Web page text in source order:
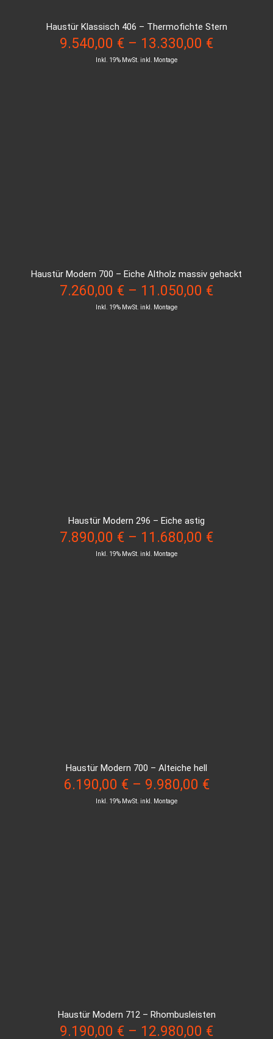
Haustür Klassisch 406 – Thermofichte Stern
9.540,00 € – 13.330,00 €
Inkl. 19% MwSt. inkl. Montage
Haustür Modern 700 – Eiche Altholz massiv gehackt
7.260,00 € – 11.050,00 €
Inkl. 19% MwSt. inkl. Montage
Haustür Modern 296 – Eiche astig
7.890,00 € – 11.680,00 €
Inkl. 19% MwSt. inkl. Montage
Haustür Modern 700 – Alteiche hell
6.190,00 €– 9.980,00 €
Inkl. 19% MwSt. inkl. Montage
Haustür Modern 712 – Rhombusleisten
9.190,00 € – 12.980,00 €